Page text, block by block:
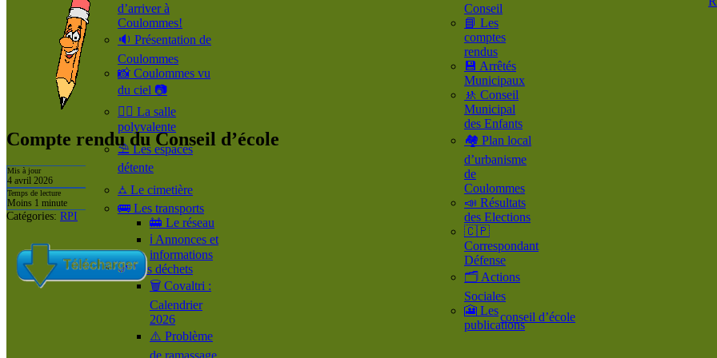
d’arriver à
Coulommes!
🔉 Présentation de
Coulommes
📸 Coulommes vu
du ciel 📷
🤹‍♀️ La salle
polyvalente
⛱️ Les espaces
détente
⛼ Le cimetière
🚌 Les transports
🚋 Le réseau
ℹ️ Annonces et
informations
🚮 Les déchets
🗑️ Covaltri :
Calendrier
2026
⚠️ Problème
de ramassage
Conseil
📘 Les
comptes
rendus
💾 Arrêtés
Municipaux
🚸 Conseil
Municipal
des Enfants
🏘️ Plan local
d’urbanisme
de
Coulommes
📣 Résultats
des Elections
🇨🇵
Correspondant
Défense
🗂️ Actions
Sociales
🎦 Les
publications
Compte rendu du Conseil d’école
Mis à jour
4 avril 2026
Temps de lecture
Moins 1 minute
Catégories: RPI
conseil d’école